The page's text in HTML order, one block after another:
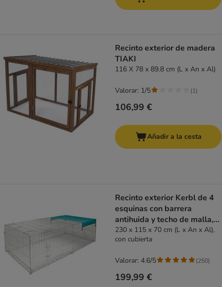
Recinto exterior de madera
TIAKI
116 X 78 x 89.8 cm (L x An x Al)
106,99 €
Valorar: 1/5 (1)
Añadir a la cesta
Recinto exterior Kerbl de 4
esquinas con barrera
antihuida y techo de malla,
grande
230 x 115 x 70 cm (L x An x Al),
con cubierta
199,99 €
Valorar: 4.6/5 (250)